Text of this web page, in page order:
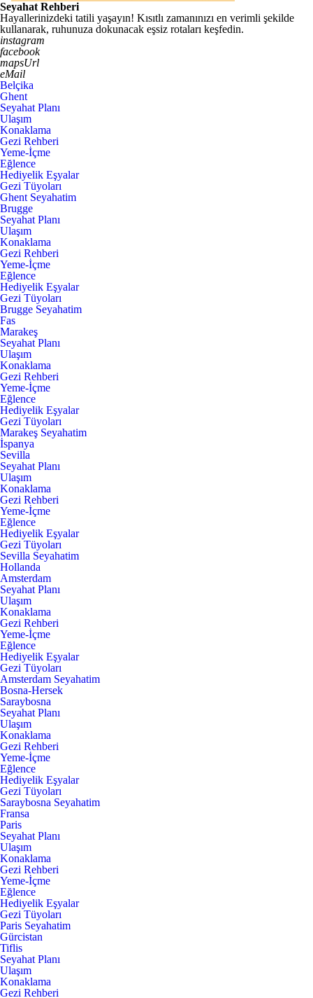
Seyahat Rehberi
Hayallerinizdeki tatili yaşayın! Kısıtlı zamanınızı en verimli şekilde
kullanarak, ruhunuza dokunacak eşsiz rotaları keşfedin.
instagram
facebook
mapsUrl
eMail
Belçika
Ghent
Seyahat Planı
Ulaşım
Konaklama
Gezi Rehberi
Yeme-İçme
Eğlence
Hediyelik Eşyalar
Gezi Tüyoları
Ghent Seyahatim
Brugge
Seyahat Planı
Ulaşım
Konaklama
Gezi Rehberi
Yeme-İçme
Eğlence
Hediyelik Eşyalar
Gezi Tüyoları
Brugge Seyahatim
Fas
Marakeş
Seyahat Planı
Ulaşım
Konaklama
Gezi Rehberi
Yeme-İçme
Eğlence
Hediyelik Eşyalar
Gezi Tüyoları
Marakeş Seyahatim
İspanya
Sevilla
Seyahat Planı
Ulaşım
Konaklama
Gezi Rehberi
Yeme-İçme
Eğlence
Hediyelik Eşyalar
Gezi Tüyoları
Sevilla Seyahatim
Hollanda
Amsterdam
Seyahat Planı
Ulaşım
Konaklama
Gezi Rehberi
Yeme-İçme
Eğlence
Hediyelik Eşyalar
Gezi Tüyoları
Amsterdam Seyahatim
Bosna-Hersek
Saraybosna
Seyahat Planı
Ulaşım
Konaklama
Gezi Rehberi
Yeme-İçme
Eğlence
Hediyelik Eşyalar
Gezi Tüyoları
Saraybosna Seyahatim
Fransa
Paris
Seyahat Planı
Ulaşım
Konaklama
Gezi Rehberi
Yeme-İçme
Eğlence
Hediyelik Eşyalar
Gezi Tüyoları
Paris Seyahatim
Gürcistan
Tiflis
Seyahat Planı
Ulaşım
Konaklama
Gezi Rehberi